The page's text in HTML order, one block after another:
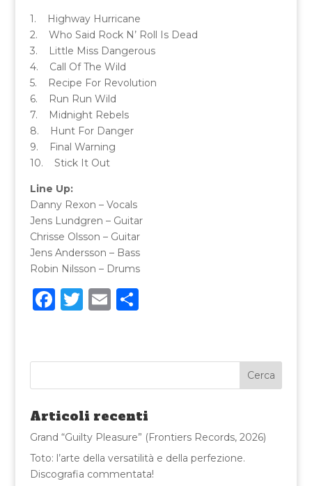
1. Highway Hurricane
2. Who Said Rock N’ Roll Is Dead
3. Little Miss Dangerous
4. Call Of The Wild
5. Recipe For Revolution
6. Run Run Wild
7. Midnight Rebels
8. Hunt For Danger
9. Final Warning
10. Stick It Out
Line Up:
Danny Rexon – Vocals
Jens Lundgren – Guitar
Chrisse Olsson – Guitar
Jens Andersson – Bass
Robin Nilsson – Drums
F
e
b
o
o
k
T
te
r
E
l
C
di
vi
di
Articoli recenti
Grand “Guilty Pleasure” (Frontiers Records, 2026)
Toto: l’arte della versatilità e della perfezione.
Discografia commentata!